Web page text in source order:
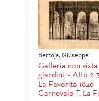
Bertoja, Giuseppe
Galleria con vista
giardini. - Atto 2
La Favorita 1846
Carnevale T. La